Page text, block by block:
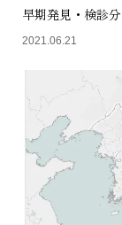
早期発見・検診
2021.06.21